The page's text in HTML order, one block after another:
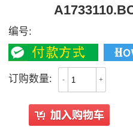
编号:
订购数量: - +